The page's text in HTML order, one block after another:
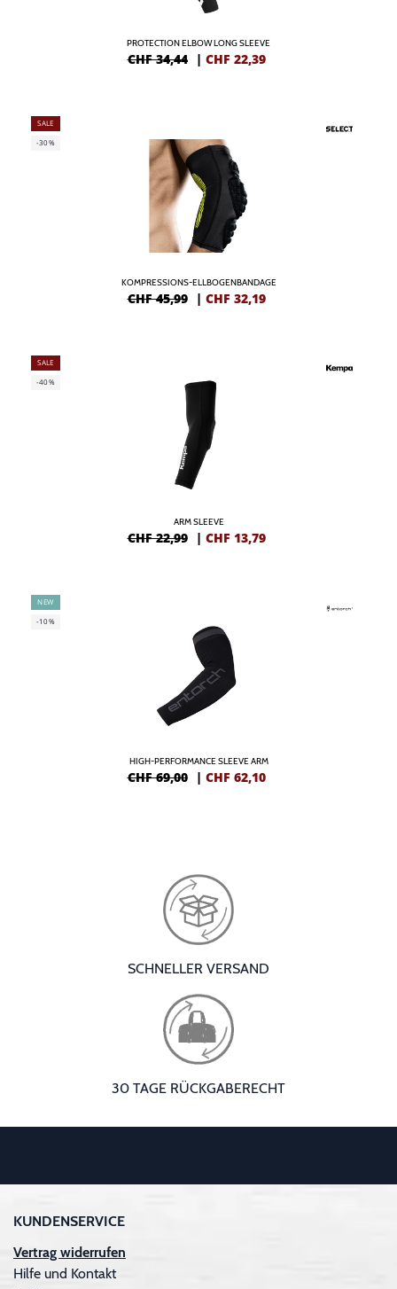
PROTECTION ELBOW LONG SLEEVE
CHF 34,44 | CHF 22,39
SALE
-30%
KOMPRESSIONS-ELLBOGENBANDAGE
CHF 45,99 | CHF 32,19
SALE
-40%
ARM SLEEVE
CHF 22,99 | CHF 13,79
NEW
-10%
HIGH-PERFORMANCE SLEEVE ARM
CHF 69,00 | CHF 62,10
SCHNELLER VERSAND
30 TAGE RÜCKGABERECHT
KUNDENSERVICE
Vertrag widerrufen
Hilfe und Kontakt